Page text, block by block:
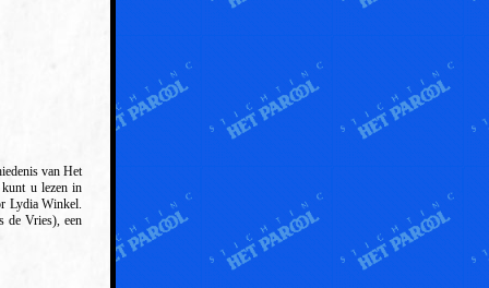
van Het
kunt u lezen in
Lydia Winkel.
de Vries), een